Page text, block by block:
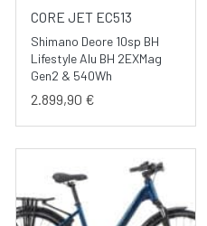
CORE JET EC513
Shimano Deore 10sp BH
Lifestyle Alu BH 2EXMag
Gen2 & 540Wh
2.899,90 €